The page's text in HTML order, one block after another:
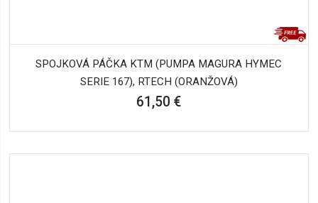
SPOJKOVÁ PÁČKA KTM (PUMPA MAGURA HYMEC
SERIE 167), RTECH (ORANŽOVÁ)
61,50 €